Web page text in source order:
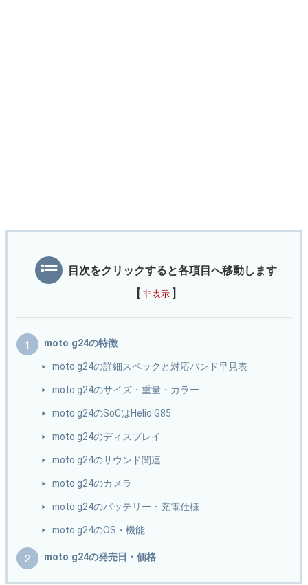
目次をクリックすると各項目へ移動します
非表示
moto g24の特徴
moto g24の詳細スペックと対応バンド早見表
moto g24のサイズ・重量・カラー
moto g24のSoCはHelio G85
moto g24のディスプレイ
moto g24のサウンド関連
moto g24のカメラ
moto g24のバッテリー・充電仕様
moto g24のOS・機能
moto g24の発売日・価格